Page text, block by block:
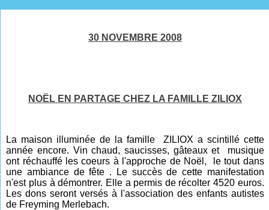
30 NOVEMBRE 2008
NOËL EN PARTAGE CHEZ LA FAMILLE ZILIOX
La maison illuminée de la famille ZILIOX a scintillé cette
année encore. Vin chaud, saucisses, gâteaux et musique
ont réchauffé les coeurs à l'approche de Noël, le tout dans
une ambiance de fête . Le succès de cette manifestation
n'est plus à démontrer. Elle a permis de récolter 4520 euros.
Les dons seront versés à l'association des enfants autistes
de Freyming Merlebach.